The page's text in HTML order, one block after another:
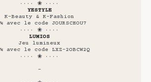
···· ❀ ····
YESTYLE
K-Beauty & K-Fashion
avec le code JOURSCHOU7
···· ❀ ····
LUMIOS
Jeu lumineux
avec le code LXZ-2OBCW2Q
···· ❀ ····
-